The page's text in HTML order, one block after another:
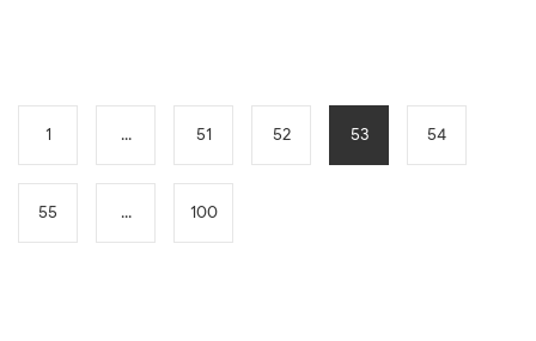
1 ... 51 52 53 54
55 ... 100